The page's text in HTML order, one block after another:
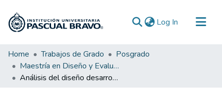
Log In (current)
Communities & Collections
All of DSpace
Statistics
Home Trabajos de Grado
Posgrado
Maestría en Diseño y Evaluación de Proyectos Regionales
Análisis del diseño desarrollo y proyección sindical para la garantía de derechos laborales y la sostenibilidad de la Asociación Sindical en Aguas Nacionales EPM S.A. ESP